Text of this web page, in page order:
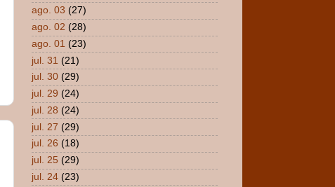
ago. 03 (27)
ago. 02 (28)
ago. 01 (23)
jul. 31 (21)
jul. 30 (29)
jul. 29 (24)
jul. 28 (24)
jul. 27 (29)
jul. 26 (18)
jul. 25 (29)
jul. 24 (23)